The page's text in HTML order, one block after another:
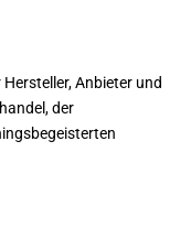
Anbieter und
der